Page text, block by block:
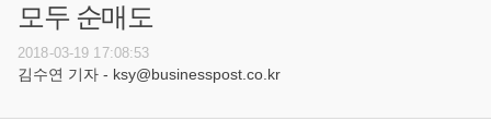
모두 순매도
2018-03-19 17:08:53
김수연 기자 - ksy@businesspost.co.kr